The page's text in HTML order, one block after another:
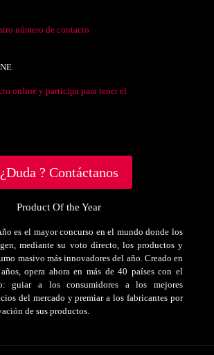
número de contacto
online y participa para tener el
¿Duda ? Contáctanos
Product Of the Year
es el mayor concurso en el mundo donde los
mediante su voto directo, los productos y
masivo más innovadores del año. Creado en
opera ahora en más de 40 países con el
guiar a los consumidores a los mejores
del mercado y premiar a los fabricantes por
de sus productos.